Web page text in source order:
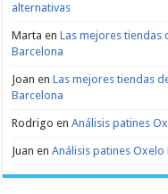
alternativas
Marta en Las mejores tiendas
Barcelona
Joan en Las mejores tiendas
Barcelona
Rodrigo en Análisis patines
Juan en Análisis patines Oxelo